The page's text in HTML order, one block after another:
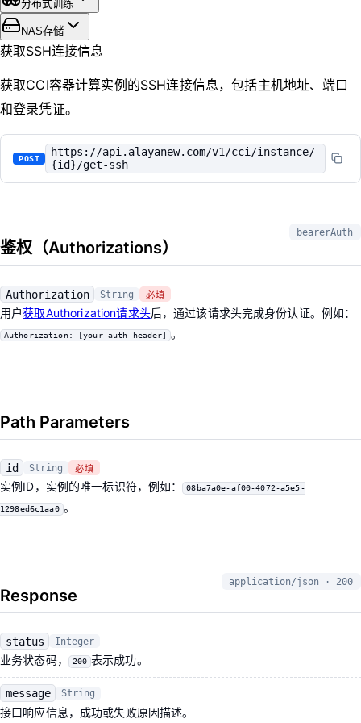
分布式训练
NAS存储
获取SSH连接信息
获取CCI容器计算实例的SSH连接信息，包括主机地址、端口
和登录凭证。
POST
https://api.alayanew.com/v1/cci/instance/
{id}/get-ssh
鉴权（Authorizations）
bearerAuth
Authorization String 必填
用户获取Authorization请求头后，通过该请求头完成身份认证。例如：
Authorization: [your-auth-header] 。
Path Parameters
id String 必填
实例ID，实例的唯一标识符，例如： 08ba7a0e-af00-4072-a5e5-
1298ed6c1aa0 。
Response
application/json · 200
status Integer
业务状态码， 200 表示成功。
message String
接口响应信息，成功或失败原因描述。